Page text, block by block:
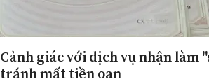
Cảnh giác với dịch vụ nhận làm
tránh mất tiền oan